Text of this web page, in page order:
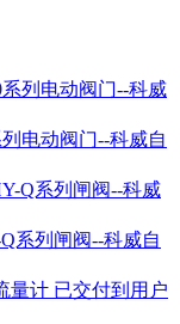
电动阀门--科威自
系列闸阀--科威自
已交付到用户